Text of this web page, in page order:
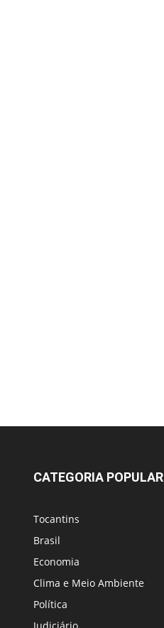
CATEGORIA POPULAR
Tocantins
Brasil
Economia
Clima e Meio Ambiente
Política